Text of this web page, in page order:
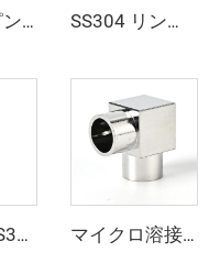
シングルピンクランプセンターリングOリング（FKM/NBR/EPDM）NW25/NW40 アルミニウム真空継手クランプ 半導体用 KF16/KF25/KF40/KF50 SS304 リング NW16/NW25/NW40/NW50 Oリング（FKM EPDM NBR）ステンレス鋼真空継手 センターリング（リング付きおよびOリング付き）
SS304・SS316L製電磁式角型バルブ、NW16-50、真空対応ステンレススチールボディ、KF16/25/40/50継手、90度L字型電動ガスバルブ マイクロ溶接継手 超高純度溶接継手 SS316L 90度エルボ 高純度マイクロフィットチューブブチウェルディング継手 ステンレス鋼 90°エルボ